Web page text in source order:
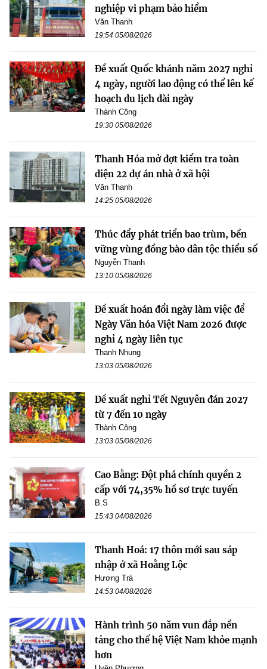
nghiệp vi phạm bảo hiểm
Văn Thanh
19:54 05/08/2026
Đề xuất Quốc khánh năm 2027 nghỉ
4 ngày, người lao động có thể lên kế
hoạch du lịch dài ngày
Thành Công
19:30 05/08/2026
Thanh Hóa mở đợt kiểm tra toàn
diện 22 dự án nhà ở xã hội
Văn Thanh
14:25 05/08/2026
Thúc đẩy phát triển bao trùm, bền
vững vùng đồng bào dân tộc thiểu số
Nguyễn Thanh
13:10 05/08/2026
Đề xuất hoán đổi ngày làm việc để
Ngày Văn hóa Việt Nam 2026 được
nghỉ 4 ngày liên tục
Thanh Nhung
13:03 05/08/2026
Đề xuất nghỉ Tết Nguyên đán 2027
từ 7 đến 10 ngày
Thành Công
13:03 05/08/2026
Cao Bằng: Đột phá chính quyền 2
cấp với 74,35% hồ sơ trực tuyến
B.S
15:43 04/08/2026
Thanh Hoá: 17 thôn mới sau sáp
nhập ở xã Hoằng Lộc
Hương Trà
14:53 04/08/2026
Hành trình 50 năm vun đắp nền
tảng cho thế hệ Việt Nam khỏe mạnh
hơn